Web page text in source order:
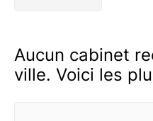
Aucun cabinet
ville. Voici les